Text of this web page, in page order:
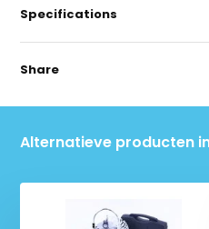
Specifications
Share
Alternatieve producten